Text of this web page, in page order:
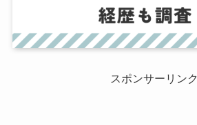
スポンサーリンク